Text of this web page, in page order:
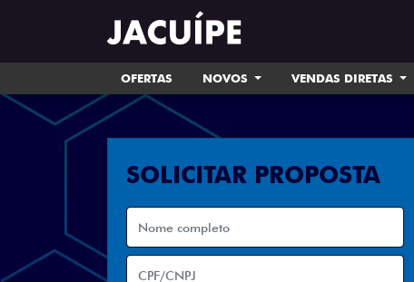
OFERTAS NOVOS VENDAS DIRETAS
SOLICITAR PROPOSTA